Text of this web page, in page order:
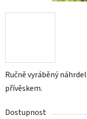
Ručně vyráběný
přívěskem.
Dostupnost